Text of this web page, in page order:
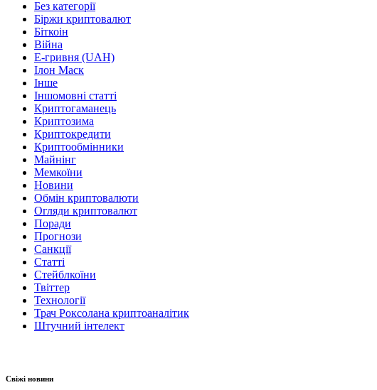
Без категорії
Біржи криптовалют
Біткоін
Війна
Е-гривня (UAH)
Ілон Маск
Інше
Іншомовні статті
Криптогаманець
Криптозима
Криптокредити
Криптообмінники
Майнінг
Мемкоїни
Новини
Обмін криптовалюти
Огляди криптовалют
Поради
Прогнози
Санкції
Статті
Стейблкоїни
Твіттер
Технології
Трач Роксолана криптоаналітик
Штучний інтелект
Свіжі новини